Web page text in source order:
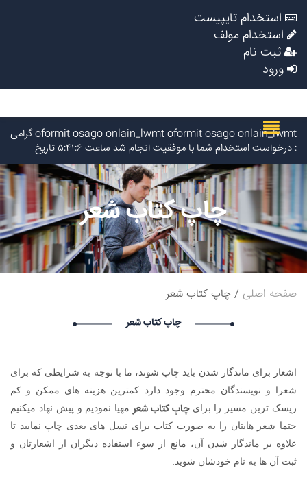
استخدام تایپیست
استخدام مولف
ثبت نام
ورود
oformit osago onlain_lwmt oformit osago onlain_lwmt گرامی
: درخواست استخدام شما با موفقیت انجام شد ساعت ۵:۴۱:۶ تاریخ
۱۴۰۵/۵/۱۸
Lychshie karnizi_pekn Lychshie karnizi_pekn گرامی :
درخواست استخدام شما با موفقیت انجام شد ساعت ۲:۳۷:۶ تاریخ
۱۴۰۵/۵/۱۸
Narkolog na dom_yeOl Narkolog na dom_yeOl گرامی :
درخواست استخدام شما با موفقیت انجام شد ساعت ۱:۱۲:۱۸ تاریخ
۱۴۰۵/۵/۱۸
Lychshie karnizi_ywpa Lychshie karnizi_ywpa گرامی :
درخواست استخدام شما با موفقیت انجام شد ساعت ۰:۱:۲۱ تاریخ
۱۴۰۵/۵/۱۸
انجام شد ساعت ۹:۵۷:۳۳ تاریخ ۱۴۰۵/۵/۱۸
Vivod iz zapoya na domy_dgpn Vivod iz zapoya na
domy_dgpn گرامی : درخواست استخدام شما با موفقیت انجام شد
ساعت ۷:۲۳:۱۴ تاریخ ۱۴۰۵/۵/۱۸
Vivod iz zapoya na domy_biKi Vivod iz zapoya na
domy_biKi گرامی : درخواست استخدام شما با موفقیت انجام شد
ساعت ۶:۴:۲۹ تاریخ ۱۴۰۵/۵/۱۸
چاپ کتاب شعر
صفحه اصلی چاپ کتاب شعر
چاپ کتاب شعر
اشعار برای ماندگار شدن باید چاپ شوند، ما با توجه به شرایطی که برای
شعرا و نویسندگان محترم وجود دارد کمترین هزینه های ممکن و کم
ریسک ترین مسیر را برایچاپ کتاب شعر مهیا نمودیم و پیش نهاد می­کنیم
حتما شعر هایتان را به صورت کتاب برای نسل های بعدی چاپ نمایید تا
علاوه بر ماندگار شدن آن، مانع از سوء استفاده دیگران از اشعارتان و
ثبت آن ها به نام خودشان شوید.